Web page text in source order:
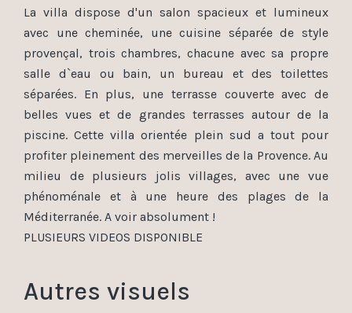
La villa dispose d'un salon spacieux et lumineux
avec une cheminée, une cuisine séparée de style
provençal, trois chambres, chacune avec sa propre
salle d`eau ou bain, un bureau et des toilettes
séparées. En plus, une terrasse couverte avec de
belles vues et de grandes terrasses autour de la
piscine. Cette villa orientée plein sud a tout pour
profiter pleinement des merveilles de la Provence. Au
milieu de plusieurs jolis villages, avec une vue
phénoménale et à une heure des plages de la
Méditerranée. A voir absolument !
PLUSIEURS VIDEOS DISPONIBLE
Autres visuels